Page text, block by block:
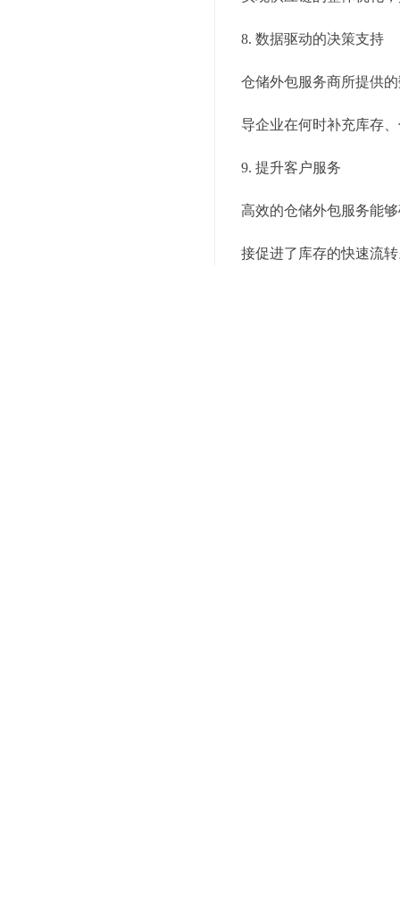
8. 数据驱动的决策支持
仓储外包服务商所提供
导企业在何时补充库存
9. 提升客户服务
高效的仓储外包服务能
接促进了库存的快速流